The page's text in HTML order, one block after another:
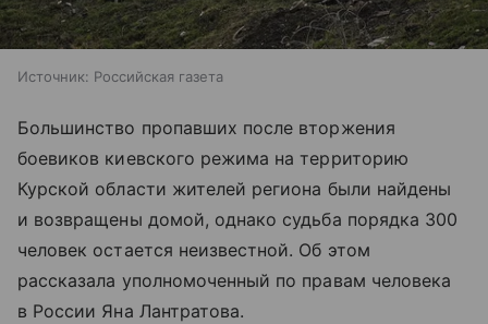
Источник: Российская газета
Большинство пропавших после вторжения
боевиков киевского режима на территорию
Курской области жителей региона были найдены
и возвращены домой, однако судьба порядка 300
человек остается неизвестной. Об этом
рассказала уполномоченный по правам человека
в России Яна Лантратова.